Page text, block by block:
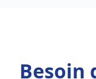
Besoin